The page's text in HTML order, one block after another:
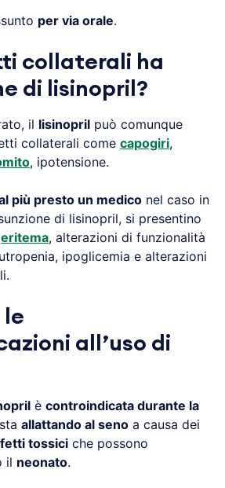
per via orale.
collaterali ha
di lisinopril?
il lisinopril può comunque
collaterali come capogiri,
, ipotensione.
più presto un medico nel caso in
di lisinopril, si presentino
eritema, alterazioni di funzionalità
ipoglicemia e alterazioni
le
all’uso di
è controindicata durante la
allattando al seno a causa dei
tossici che possono
il neonato.